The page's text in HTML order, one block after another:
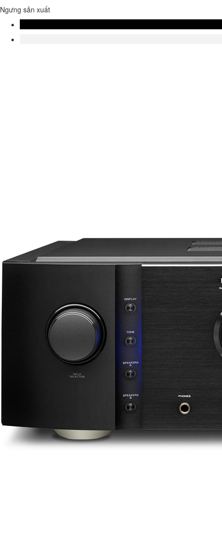
Ngưng sản xuất